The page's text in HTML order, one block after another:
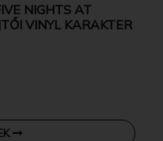
NIGHTS AT
VINYL KARAKTER